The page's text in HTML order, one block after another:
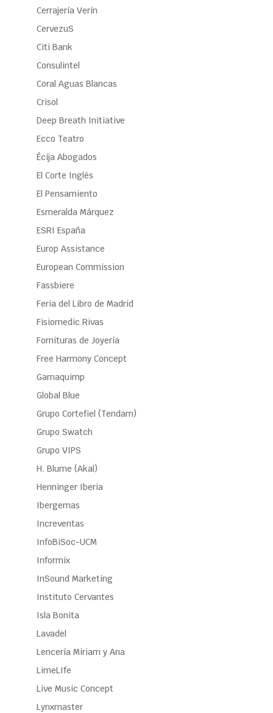
Cerrajería Verín
CervezuS
Citi Bank
Consulintel
Coral Aguas Blancas
Crisol
Deep Breath Initiative
Ecco Teatro
Écija Abogados
El Corte Inglés
El Pensamiento
Esmeralda Márquez
ESRI España
Europ Assistance
European Commission
Fassbiere
Feria del Libro de Madrid
Fisiomedic Rivas
Fornituras de Joyería
Free Harmony Concept
Gamaquimp
Global Blue
Grupo Cortefiel (Tendam)
Grupo Swatch
Grupo VIPS
H. Blume (Akal)
Henninger Iberia
Ibergemas
Increventas
InfoBiSoc-UCM
Informix
InSound Marketing
Instituto Cervantes
Isla Bonita
Lavadel
Lencería Miriam y Ana
LimeLIfe
Live Music Concept
Lynxmaster